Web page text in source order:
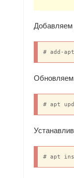
Добавляем
# add-
Обновляем
# apt
# apt